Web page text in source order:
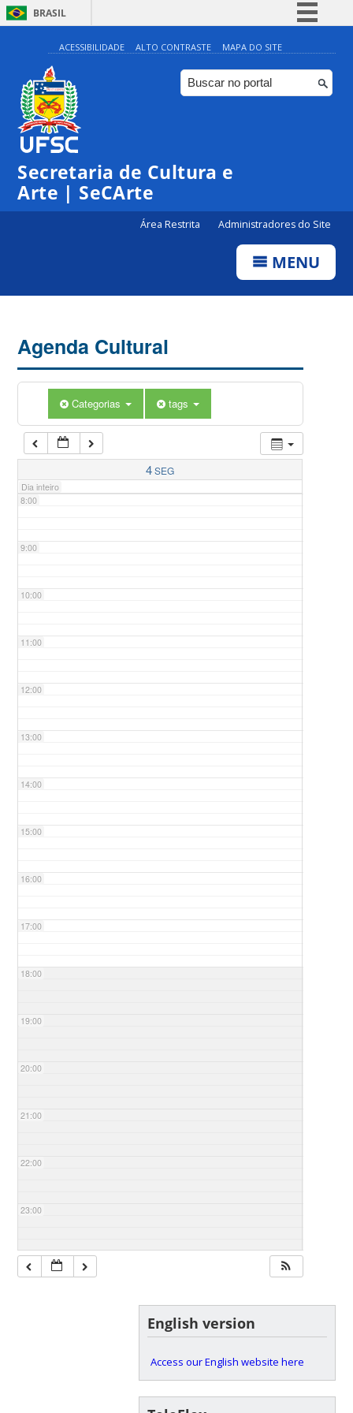
BRASIL
Simplifique!
Comunica BR
Participe
ACESSIBILIDADE ALTO CONTRASTE MAPA DO SITE
Secretaria de Cultura e
Arte | SeCArte
Área Restrita Administradores do Site
MENU
Agenda Cultural
Categorias tags
4SEG
Dia inteiro
0:00
1:00
5:00
7:00
8:00
9:00
10:00
11:00
12:00
13:00
14:00
15:00
16:00
17:00
18:00
19:00
20:00
21:00
22:00
23:00
English version
Access our English website here